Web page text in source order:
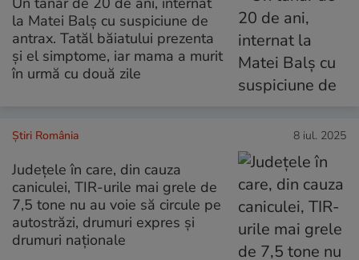
la Matei Balș cu suspiciune de
antrax. Tatăl băiatului prezenta
și el simptome, iar mama a murit
în urmă cu două zile
Știri România 8 iul. 2025
Județele în care, din cauza
caniculei, TIR-urile mai grele de
7,5 tone nu au voie să circule pe
autostrăzi, drumuri expres şi
drumuri naţionale